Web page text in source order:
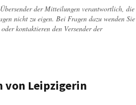
der Mitteilungen verantwortlich, die
nicht zu eigen. Bei Fragen dazu wenden Sie
oder kontaktieren den Versender der
von Leipzigerin